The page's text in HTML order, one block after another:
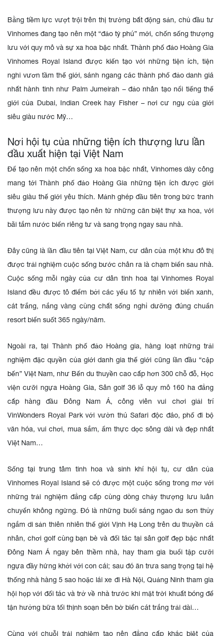
Bằng tiềm lực vượt trội trên thị trường bất động sản, chủ đầu tư
Vinhomes đang tạo nên một “đảo tỷ phú” mới, chốn sống thượng
lưu với quy mô và sự xa hoa bậc nhất. Thành phố đảo Hoàng Gia
Vinhomes Royal Island được kiến tạo với những tiện ích, tiện
nghi vươn tầm thế giới, sánh ngang các thành phố đảo danh giá
nhất hành tinh như Palm Jumeirah – đảo nhân tạo nổi tiếng thế
giới của Dubai, Indian Creek hay Fisher – nơi cư ngụ của giới
siêu giàu nước Mỹ…
Nơi hội tụ của những tiện ích thượng lưu lần
đầu xuất hiện tại Việt Nam
Để tạo nên một chốn sống xa hoa bậc nhất, Vinhomes dày công
mang tới Thành phố đảo Hoàng Gia những tiện ích được giới
siêu giàu thế giới yêu thích. Mảnh ghép đầu tiên trong bức tranh
thượng lưu này được tạo nên từ những căn biệt thự xa hoa, với
bãi tắm nước biển riêng tư và sang trọng ngay sau nhà.
Đây cũng là lần đầu tiên tại Việt Nam, cư dân của một khu đô thị
được trải nghiệm cuộc sống bước chân ra là chạm biển sau nhà.
Cuộc sống mỗi ngày của cư dân tinh hoa tại Vinhomes Royal
Island đều được tô điểm bởi các yếu tố tự nhiên với biển xanh,
cát trắng, nắng vàng cùng chất sống nghỉ dưỡng đúng chuẩn
resort biển suốt 365 ngày/năm.
Ngoài ra, tại Thành phố đảo Hoàng gia, hàng loạt những trải
nghiệm đặc quyền của giới danh gia thế giới cũng lần đầu “cập
bến” Việt Nam, như Bến du thuyền cao cấp hơn 300 chỗ đỗ, Học
viện cưỡi ngựa Hoàng Gia, Sân golf 36 lỗ quy mô 160 ha đẳng
cấp hàng đầu Đông Nam Á, công viên vui chơi giải trí
VinWonders Royal Park với vườn thú Safari độc đáo, phố đi bộ
văn hóa, vui chơi, mua sắm, ẩm thực dọc sông dài và đẹp nhất
Việt Nam…
Sống tại trung tâm tinh hoa và sinh khí hội tụ, cư dân của
Vinhomes Royal Island sẽ có được một cuộc sống trong mơ với
những trải nghiệm đẳng cấp cùng dòng chảy thượng lưu luân
chuyển không ngừng. Đó là những buổi sáng ngao du sơn thủy
ngắm di sản thiên nhiên thế giới Vịnh Hạ Long trên du thuyền cá
nhân, chơi golf cùng bạn bè và đối tác tại sân golf đẹp bậc nhất
Đông Nam Á ngay bên thềm nhà, hay tham gia buổi tập cưỡi
ngựa đầy hứng khởi với con cái; sau đó ăn trưa sang trọng tại hệ
thống nhà hàng 5 sao hoặc lái xe đi Hà Nội, Quảng Ninh tham gia
hội họp với đối tác và trở về nhà trước khi mặt trời khuất bóng để
tận hưởng bữa tối thịnh soạn bên bờ biển cát trắng trải dài…
Cùng với chuỗi trải nghiệm tạo nên đẳng cấp khác biệt của